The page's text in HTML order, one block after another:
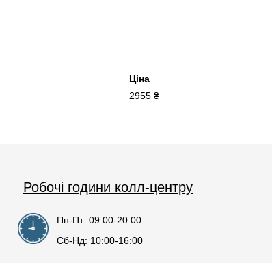
Ціна
2955 ₴
Робочі години колл-центру
Пн-Пт: 09:00-20:00
Сб-Нд: 10:00-16:00